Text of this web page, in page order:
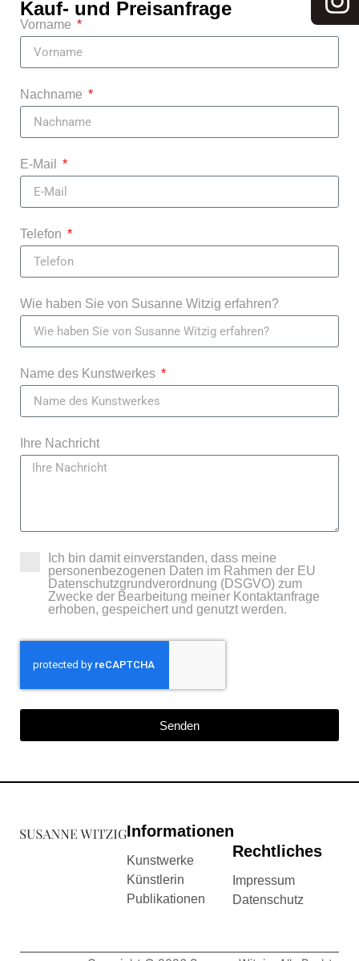
Kauf- und Preisanfrage
Vorname
Nachname
E-Mail
Telefon
Wie haben Sie von Susanne Witzig erfahren?
Name des Kunstwerkes
Ihre Nachricht
Ich bin damit einverstanden, dass meine
personenbezogenen Daten im Rahmen der EU
Datenschutzgrundverordnung (DSGVO) zum
Zwecke der Bearbeitung meiner Kontaktanfrage
erhoben, gespeichert und genutzt werden.
Senden
Informationen
Kunstwerke
Künstlerin
Publikationen
Rechtliches
Impressum
Datenschutz